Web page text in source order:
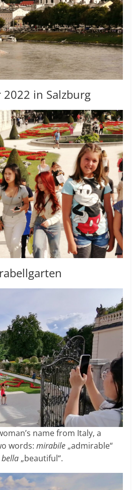
2022 in Salzburg
name from Italy, a
words: mirabile„admirable“
bella „beautiful“.